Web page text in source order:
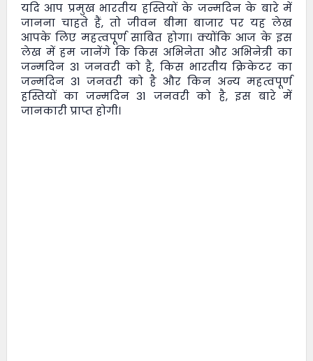
यदि आप प्रमुख भारतीय हस्तियों के जन्मदिन के बारे में
जानना चाहते हैं, तोजीवन बीमा बाजारपर यह लेख
आपके लिए महत्वपूर्ण साबित होगा। क्योंकि आज के इस
लेख में हम जानेंगे कि किस अभिनेता और अभिनेत्री का
जन्मदिन 31 जनवरी को है, किस भारतीय क्रिकेटर का
जन्मदिन 31 जनवरी को है और किन अन्य महत्वपूर्ण
हस्तियों का जन्मदिन 31 जनवरी को है, इस बारे में
जानकारी प्राप्त होगी।